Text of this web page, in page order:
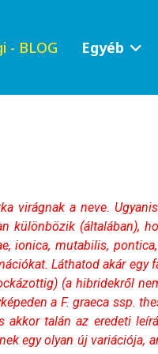
- BLOG Egyéb
virágnak a neve.
különbözik (általában),
ionica, mutabilis,
Láthatod akár egy
(a hibridekről
a F. graeca ssp.
talán az eredeti
egy olyan új variációja,